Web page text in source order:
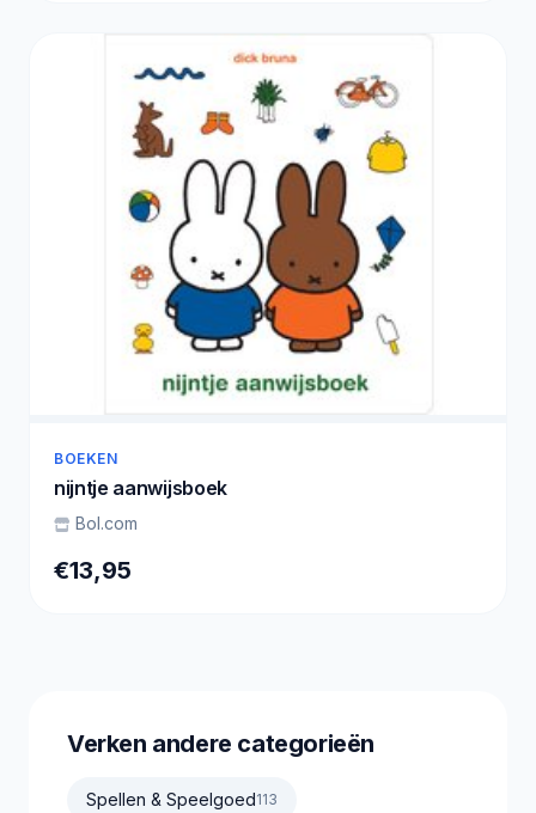
BOEKEN
nijntje aanwijsboek
Bol.com
€13,95
Verken andere categorieën
Spellen & Speelgoed113